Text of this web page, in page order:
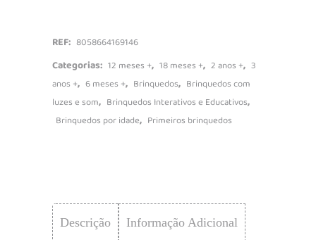
REF: 8058664169146
Categorias: 12 meses +, 18 meses +, 2 anos +, 3
anos +, 6 meses +, Brinquedos, Brinquedos com
luzes e som, Brinquedos Interativos e Educativos,
Brinquedos por idade, Primeiros brinquedos
Descrição Informação Adicional